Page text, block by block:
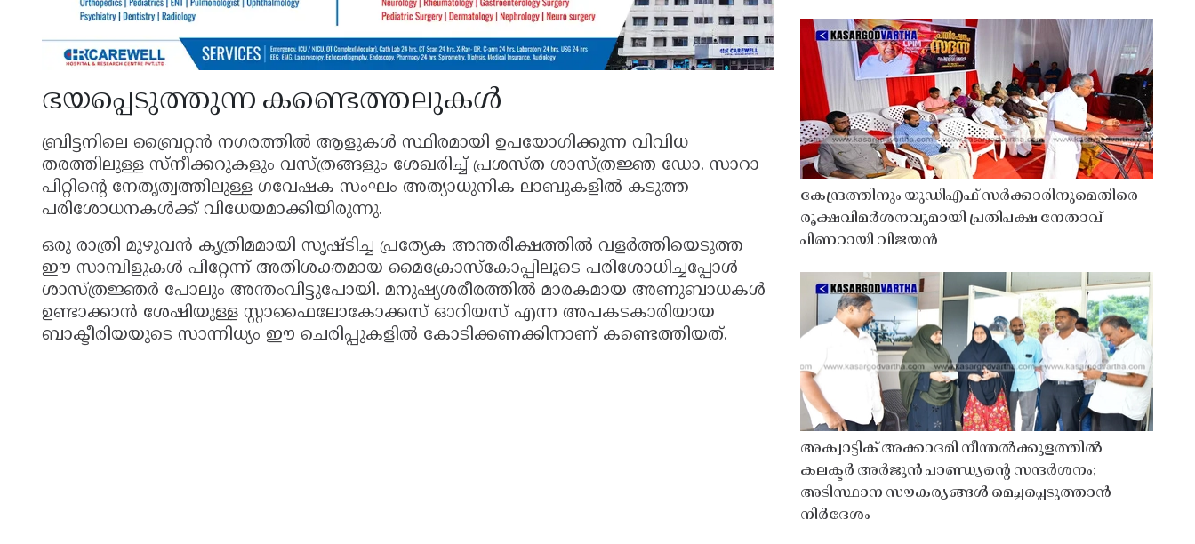
ഭയപ്പെടുത്തുന്ന കണ്ടെത്തലുകൾ
ബ്രിട്ടനിലെ ബ്രൈറ്റൻ നഗരത്തിൽ ആളുകൾ സ്ഥിരമായി ഉപയോഗിക്കുന്ന വിവിധ
തരത്തിലുള്ള സ്നീക്കറുകളും വസ്ത്രങ്ങളും ശേഖരിച്ച് പ്രശസ്ത ശാസ്ത്രജ്ഞ ഡോ. സാറാ
പിറ്റിൻ്റെ നേതൃത്വത്തിലുള്ള ഗവേഷക സംഘം അത്യാധുനിക ലാബുകളിൽ കടുത്ത
പരിശോധനകൾക്ക് വിധേയമാക്കിയിരുന്നു.
ഒരു രാത്രി മുഴുവൻ കൃത്രിമമായി സൃഷ്ടിച്ച പ്രത്യേക അന്തരീക്ഷത്തിൽ വളർത്തിയെടുത്ത
ഈ സാമ്പിളുകൾ പിറ്റേന്ന് അതിശക്തമായ മൈക്രോസ്കോപ്പിലൂടെ പരിശോധിച്ചപ്പോൾ
ശാസ്ത്രജ്ഞർ പോലും അന്തംവിട്ടുപോയി. മനുഷ്യശരീരത്തിൽ മാരകമായ അണുബാധകൾ
ഉണ്ടാക്കാൻ ശേഷിയുള്ള സ്റ്റാഫൈലോകോക്കസ് ഓറിയസ് എന്ന അപകടകാരിയായ
ബാക്ടീരിയയുടെ സാന്നിധ്യം ഈ ചെരിപ്പുകളിൽ കോടിക്കണക്കിനാണ് കണ്ടെത്തിയത്.
കേന്ദ്രത്തിനും യുഡിഎഫ് സർക്കാരിനുമെതിരെ
രൂക്ഷവിമർശനവുമായി പ്രതിപക്ഷ നേതാവ്
പിണറായി വിജയൻ
അക്വാട്ടിക് അക്കാദമി നീന്തൽക്കുളത്തിൽ
കലക്ടർ അർജുൻ പാണ്ഡ്യൻ്റെ സന്ദർശനം;
അടിസ്ഥാന സൗകര്യങ്ങൾ മെച്ചപ്പെടുത്താൻ
നിർദേശം